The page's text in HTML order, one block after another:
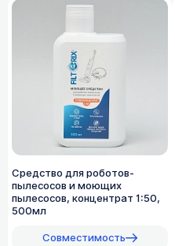
Средство для роботов-
пылесосов и моющих
пылесосов, концентрат 1:50,
500мл
Совместимость